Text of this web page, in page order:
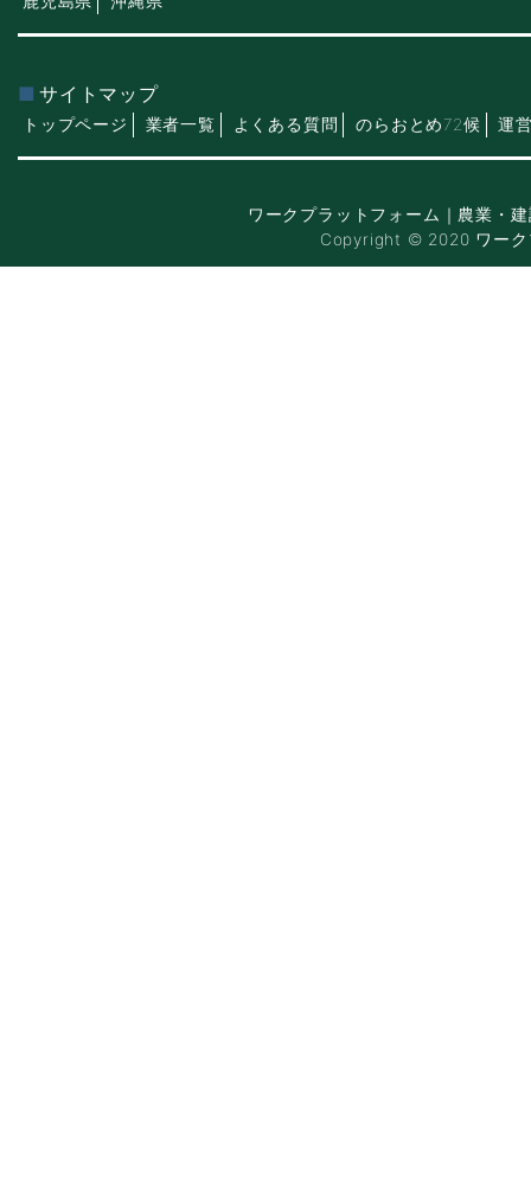
サイトマップ
トップページ 業者一覧 よくある質問 のらおとめ72候 運
ワークプラットフォーム｜農業・
Copyright © 2020 ワーク